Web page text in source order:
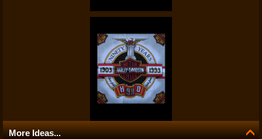
More Ideas...